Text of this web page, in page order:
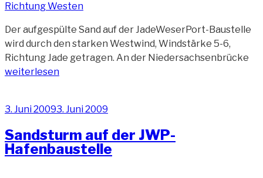
Der aufgespülte Sand auf der JadeWeserPort-Baustelle
wird durch den starken Westwind, Windstärke 5-6,
Richtung Jade getragen. An der Niedersachsenbrücke
weiterlesen
Veröffentlicht
3. Juni 20093. Juni 2009
Sandsturm auf der JWP-
Hafenbaustelle